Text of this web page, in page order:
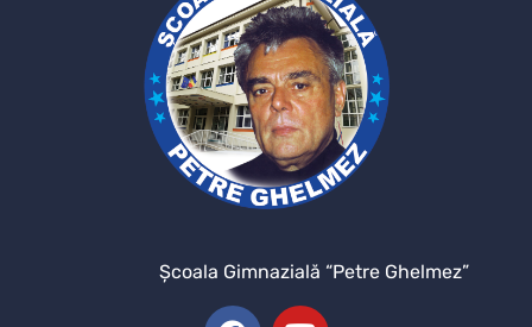
Şcoala Gimnazială “Petre Ghelmez”